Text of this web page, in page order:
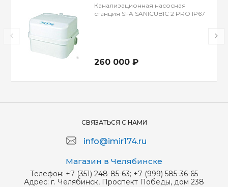
Канализационная насосная
станция SFA SANICUBIC 2 PRO IP67
260 000 ₽
СВЯЗАТЬСЯ С НАМИ
info@imir174.ru
Магазин в Челябинске
Телефон: +7 (351) 248-85-63; +7 (999) 585-36-65
Адрес: г. Челябинск, Проспект Победы, дом 238